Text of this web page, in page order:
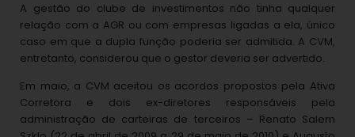
A gestão do clube de investimentos não tinha qualquer
relação com a AGR ou com empresas ligadas a ela, único
caso em que a dupla função poderia ser admitida. A CVM,
entretanto, considerou que o gestor deveria ser advertido.
Em maio, a CVM aceitou os acordos propostos pela Ativa
Corretora e dois ex-diretores responsáveis pela
administração de carteiras de terceiros – Renato Salem